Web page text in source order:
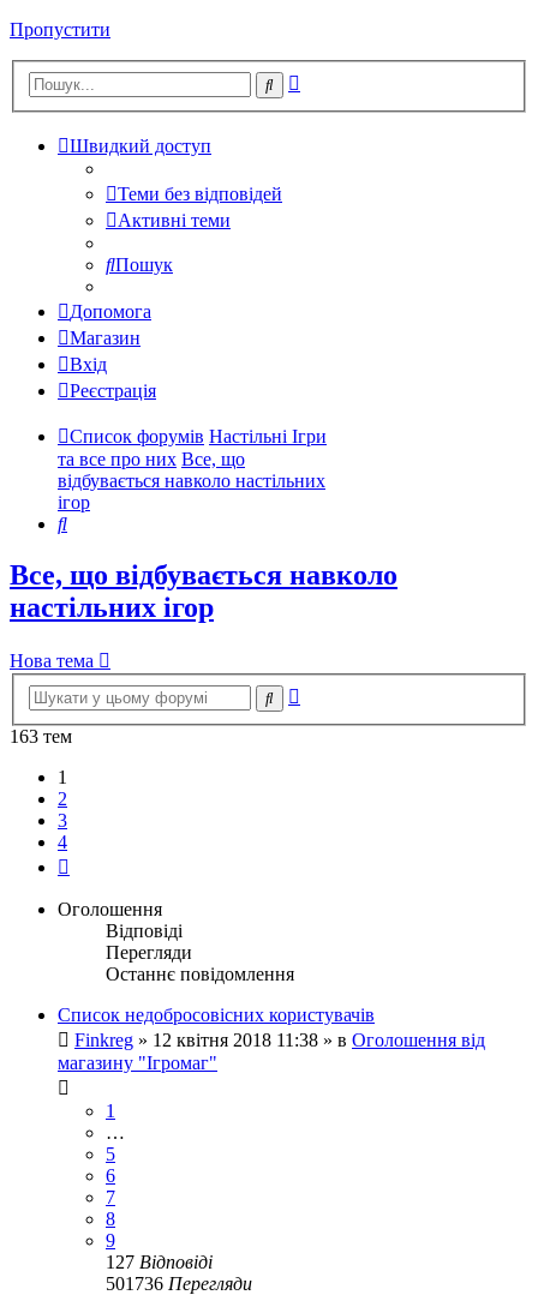
Пропустити
Пошук
Швидкий доступ
Теми без відповідей
Активні теми
Пошук
Допомога
Магазин
Вхід
Реєстрація
Список форумів Настільні Ігри
та все про них Все, що
відбувається навколо настільних
ігор
Пошук
Все, що відбувається навколо
настільних ігор
Нова тема
Пошук
163 тем
1
2
3
4
Оголошення
Відповіді
Перегляди
Останнє повідомлення
Список недобросовісних користувачів
Finkreg » 12 квітня 2018 11:38 » в Оголошення від
магазину "Ігромаг"
1
…
5
6
7
8
9
127 Відповіді
501736 Перегляди